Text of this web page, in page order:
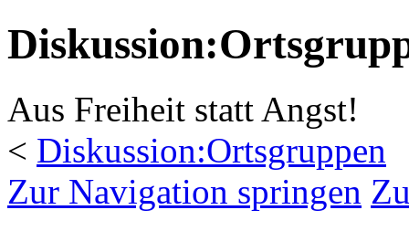
Aus Freiheit statt Angst!
< Diskussion:Ortsgruppen
Zur Navigation springen